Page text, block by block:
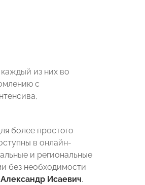
из них во
с
более простого
в онлайн-
и региональные
без необходимости
Александр Исаевич.